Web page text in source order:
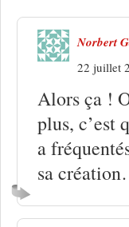
Norbert
22 juillet
Alors ça !
plus, c’est
a
sa